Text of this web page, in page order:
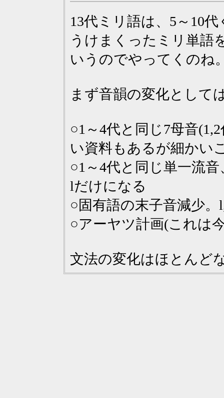
13代ミリ語は、5～10
うけまくったミリ単語
いうのでやってくのね
まず音韻の変化として
○1～4代と同じ7母音
い資料もあるが細かい
○1～4代と同じ単一流
lだけになる
○固有語の末子音減少
○アーヤツ計画(これは
文法の変化はほとんど